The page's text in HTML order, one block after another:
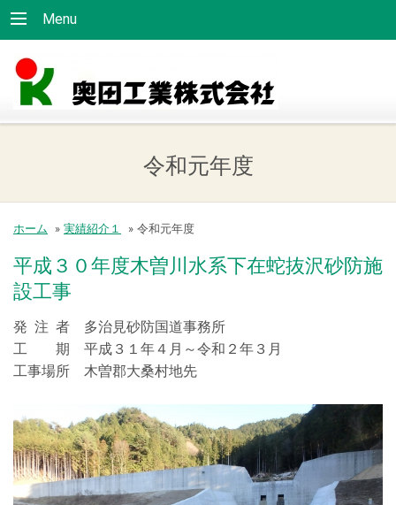
Menu
令和元年度
ホーム » 実績紹介１ » 令和元年度
平成３０年度木曽川水系下在蛇抜沢砂防施
設工事
発 注 者 多治見砂防国道事務所
工 期 平成３１年４月～令和２年３月
工事場所 木曽郡大桑村地先